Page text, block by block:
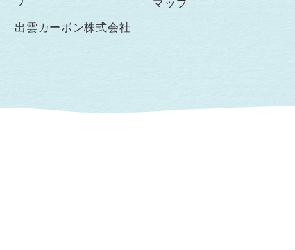
出雲カーボン株式会社
マップ